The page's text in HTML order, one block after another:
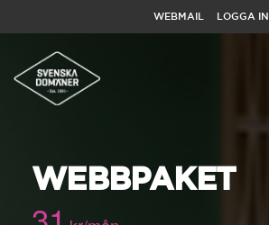
WEBMAIL LOGGA IN
WEBBPAKET